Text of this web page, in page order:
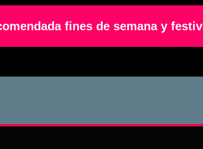
fines de semana y